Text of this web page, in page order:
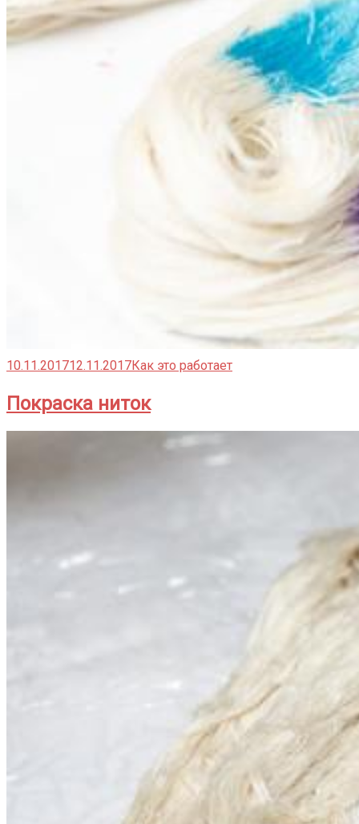
10.11.201712.11.2017Как это работает
Покраска ниток